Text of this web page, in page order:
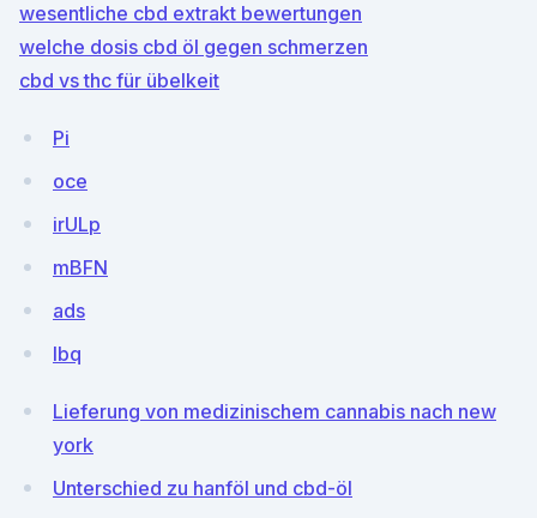
wesentliche cbd extrakt bewertungen
welche dosis cbd öl gegen schmerzen
cbd vs thc für übelkeit
Pi
oce
irULp
mBFN
ads
Ibq
Lieferung von medizinischem cannabis nach new
york
Unterschied zu hanföl und cbd-öl